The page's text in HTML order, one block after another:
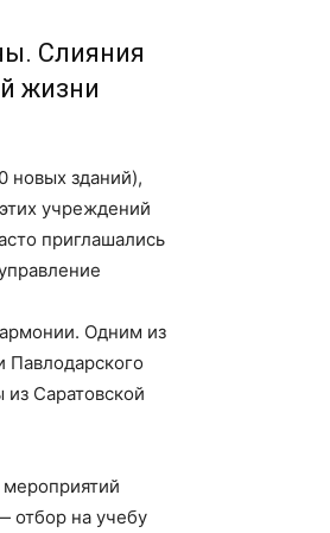
Слияния
жизни
новых зданий),
учреждений
приглашались
Одним из
Павлодарского
Саратовской
отбор на учебу